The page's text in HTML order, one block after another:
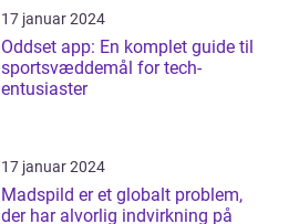
17 januar 2024
Oddset app: En komplet guide til
sportsvæddemål for tech-
entusiaster
17 januar 2024
Madspild er et globalt problem,
der har alvorlig indvirkning på